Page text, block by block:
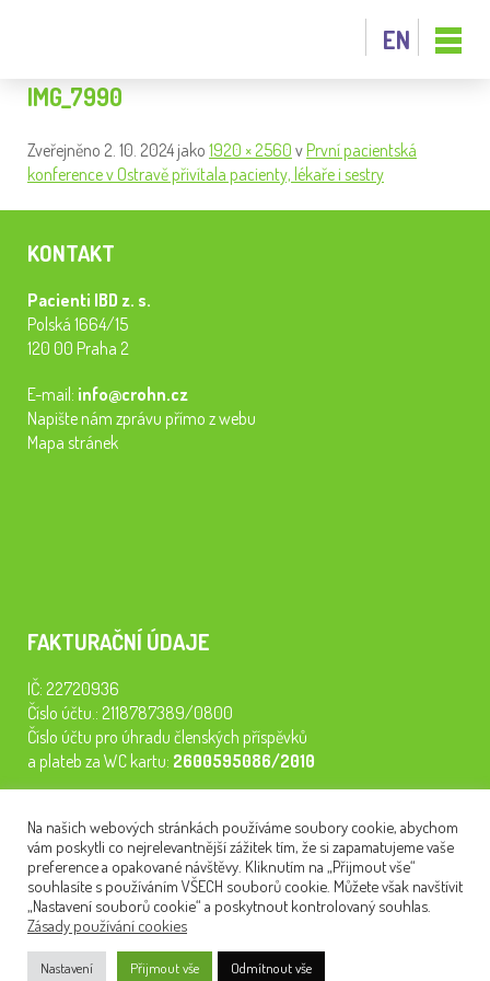
EN
IMG_7990
Zveřejněno 2. 10. 2024 jako 1920 × 2560 v První pacientská
konference v Ostravě přivítala pacienty, lékaře i sestry
KONTAKT
Pacienti IBD z. s.
Polská 1664/15
120 00 Praha 2
E-mail: info@crohn.cz
Napište nám zprávu přímo z webu
Mapa stránek
FAKTURAČNÍ ÚDAJE
IČ: 22720936
Číslo účtu.: 2118787389/0800
Číslo účtu pro úhradu členských příspěvků
a plateb za WC kartu: 2600595086/2010
semináře, konferenci, plavbu na lodi a WC kartu. Z peněz
tiskneme odborné publikace pro pacienty.
NEWSLETTER
Na našich webových stránkách používáme soubory cookie, abychom
vám poskytli co nejrelevantnější zážitek tím, že si zapamatujeme vaše
preference a opakované návštěvy. Kliknutím na „Přijmout vše“
souhlasíte s používáním VŠECH souborů cookie. Můžete však navštívit
„Nastavení souborů cookie“ a poskytnout kontrolovaný souhlas.
Zásady používání cookies
Nastavení Přijmout vše Odmítnout vše